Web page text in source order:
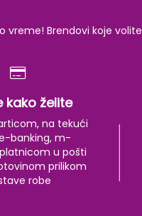
vreme! Brendovi koje
kako želite
na tekući
banking, m-
u pošti
prilikom
robe